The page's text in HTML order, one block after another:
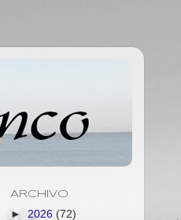
ARCHIVO
► 2026 (72)